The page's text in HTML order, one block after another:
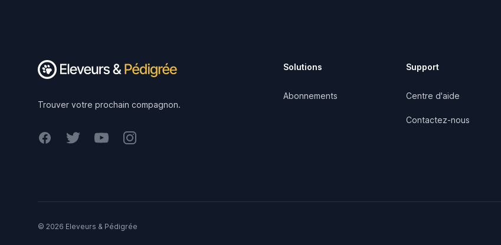
Trouver votre prochain compagnon.
FacebookTwitterYoutubeInstagram
Solutions
Abonnements
Support
Centre d'aide
Contactez-nous
© 2026 Eleveurs & Pédigrée